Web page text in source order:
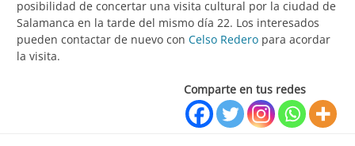
posibilidad de concertar una visita cultural por la ciudad de
Salamanca en la tarde del mismo día 22. Los interesados
pueden contactar de nuevo con Celso Redero para acordar
la visita.
Comparte en tus redes